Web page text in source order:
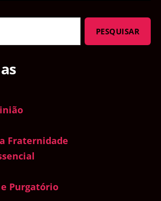
Fraternidade
Purgatório